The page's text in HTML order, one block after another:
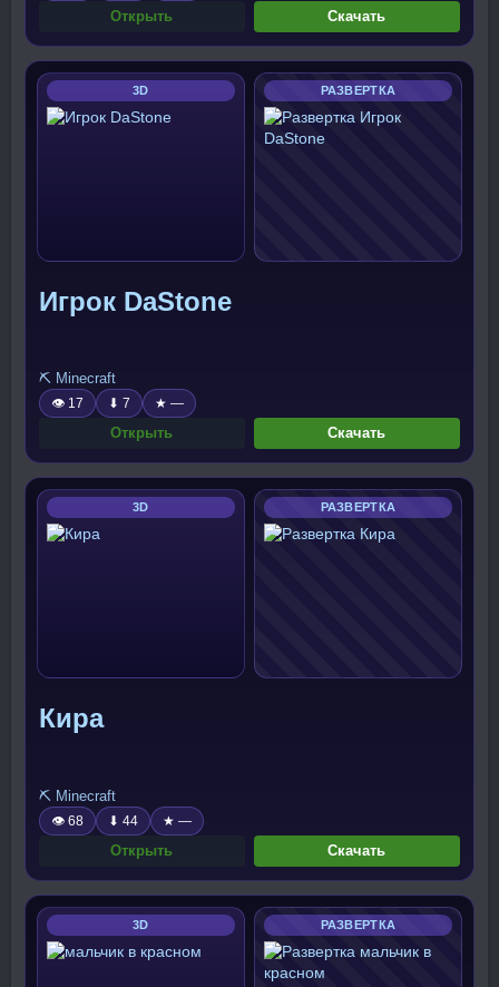
Открыть Скачать
3D РАЗВЕРТКА
Игрок DaStone
⛏️ Minecraft
👁 17 ⬇ 7 ★ —
Открыть Скачать
3D РАЗВЕРТКА
Кира
⛏️ Minecraft
👁 68 ⬇ 44 ★ —
Открыть Скачать
3D РАЗВЕРТКА